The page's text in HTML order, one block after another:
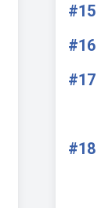
#15
#16
#17
#18